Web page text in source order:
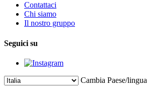
Contattaci
Chi siamo
Il nostro gruppo
Seguici su
Cambia Paese/lingua